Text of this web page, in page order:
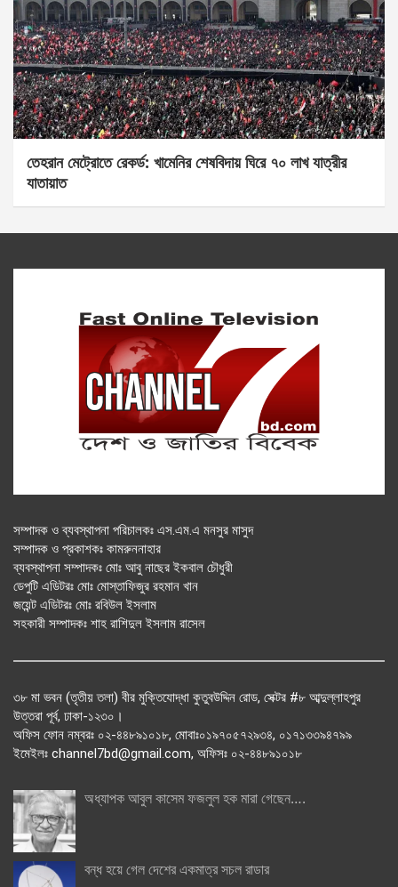
তেহরান মেট্রোতে রেকর্ড: খামেনির শেষবিদায় ঘিরে ৭০ লাখ যাত্রীর
যাতায়াত
সম্পাদক ও ব্যবস্থাপনা পরিচালকঃ এস.এম.এ মনসুর মাসুদ
সম্পাদক ও প্রকাশকঃ কামরুননাহার
ব্যবস্থাপনা সম্পাদকঃ মোঃ আবু নাছের ইকবাল চৌধুরী
ডেপুটি এডিটরঃ মোঃ মোস্তাফিজুর রহমান খান
জয়েন্ট এডিটরঃ মোঃ রবিউল ইসলাম
সহকারী সম্পাদকঃ শাহ রাশিদুল ইসলাম রাসেল
৩৮ মা ভবন (তৃতীয় তলা) বীর মুক্তিযোদ্ধা কুতুবউদ্দিন রোড, সেক্টর #৮ আব্দুল্লাহপুর
উত্তরা পূর্ব, ঢাকা-১২৩০।
অফিস ফোন নম্বরঃ ০২-৪৪৮৯১০১৮, মোবাঃ০১৯৭০৫৭২৯৩৪, ০১৭১৩৩৯৪৭৯৯
ইমেইলঃ channel7bd@gmail.com, অফিসঃ ০২-৪৪৮৯১০১৮
অধ্যাপক আবুল কাসেম ফজলুল হক মারা গেছেন….
বন্ধ হয়ে গেল দেশের একমাত্র সচল রাডার